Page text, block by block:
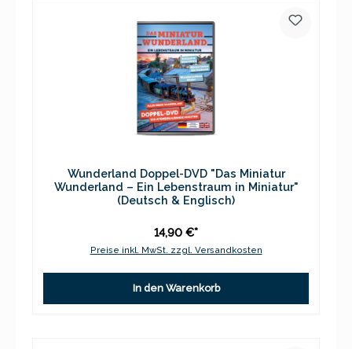
Wunderland Doppel-DVD "Das Miniatur
Wunderland – Ein Lebenstraum in Miniatur"
(Deutsch & Englisch)
14,90 €*
Preise inkl. MwSt. zzgl. Versandkosten
In den Warenkorb